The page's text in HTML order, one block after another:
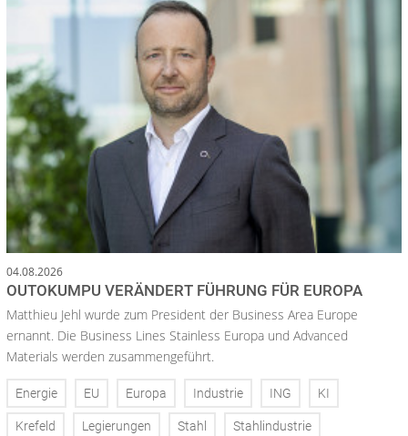
04.08.2026
OUTOKUMPU VERÄNDERT FÜHRUNG FÜR EUROPA
Matthieu Jehl wurde zum President der Business Area Europe
ernannt. Die Business Lines Stainless Europa und Advanced
Materials werden zusammengeführt.
Energie EU Europa Industrie ING KI
Krefeld Legierungen Stahl Stahlindustrie